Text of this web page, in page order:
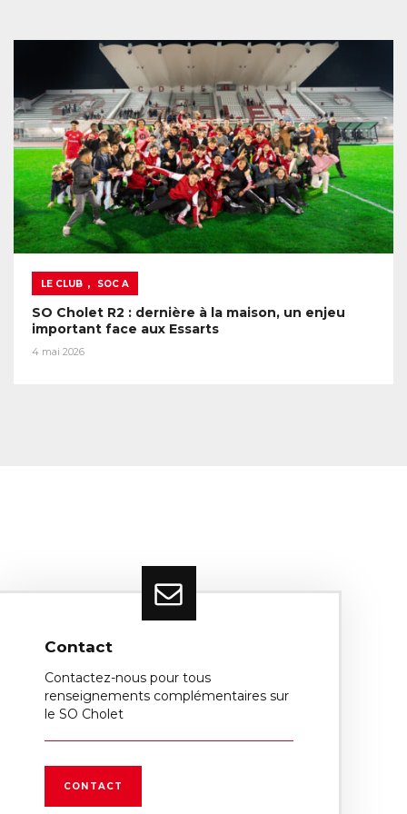
LE CLUB , SOC A
SO Cholet R2 : dernière à la maison, un enjeu
important face aux Essarts
4 mai 2026
Contact
Contactez-nous pour tous
renseignements complémentaires sur
le SO Cholet
CONTACT